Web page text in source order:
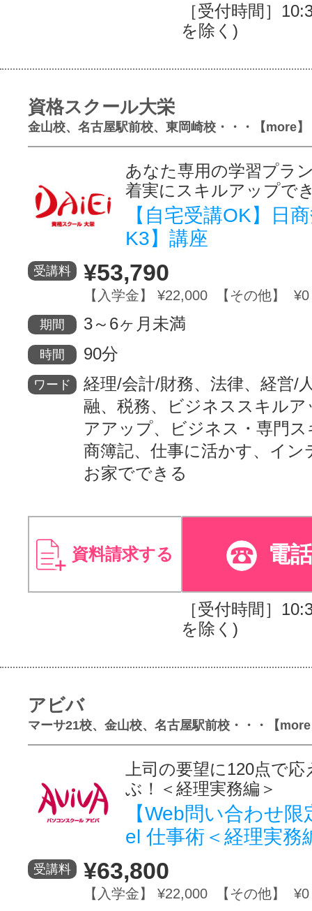
［受付時間］
を除く)
資格スクール大栄
金山校、名古屋駅前校、東岡崎校・・・【more】
あなた専用の学習プラ
着実にスキルアップで
【自宅受講OK】日
K3】講座
受講料 ¥53,790
【入学金】 ¥22,000 【その他】 ¥0
期間 3～6ヶ月未満
時間 90分
ワード
経理/会計/財務、法律、経営/
融、税務、ビジネススキル
アアップ、ビジネス・専門
商簿記、仕事に活かす、イン
お家でできる
資料請求する 電
［受付時間］
を除く)
アビバ
マーサ21校、金山校、名古屋駅前校・・・【
上司の要望に120点で
ぶ！＜経理実務編＞
【Web問い合わせ
el 仕事術＜経理実務
受講料 ¥63,800
【入学金】 ¥22,000 【その他】 ¥0